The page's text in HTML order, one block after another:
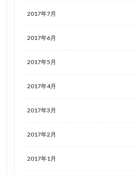
2017年7月
2017年6月
2017年5月
2017年4月
2017年3月
2017年2月
2017年1月